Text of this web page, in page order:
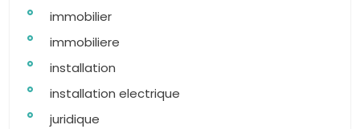
immobilier
immobiliere
installation
installation electrique
juridique